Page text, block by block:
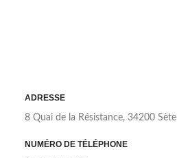
ADRESSE
8 Quai de la Résistance, 34200 Sète
NUMÉRO DE TÉLÉPHONE